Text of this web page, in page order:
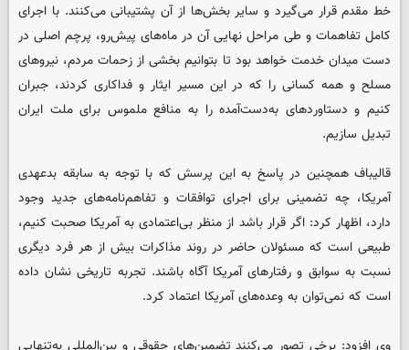
خط مقدم قرار می‌گیرد و سایر بخش‌ها از آن پشتیبانی می‌کنند. با اجرای
کامل تفاهمات و طی مراحل نهایی آن در ماه‌های پیش‌رو، پرچم اصلی در
دست میدان خدمت خواهد بود تا بتوانیم بخشی از زحمات مردم، نیروهای
مسلح و همه کسانی را که در این مسیر ایثار و فداکاری کردند، جبران
کنیم و دستاوردهای به‌دست‌آمده را به منافع ملموس برای ملت ایران
تبدیل سازیم.
قالیباف همچنین در پاسخ به این پرسش که با توجه به سابقه بدعهدی
آمریکا، چه تضمینی برای اجرای توافقات و تفاهم‌نامه‌های جدید وجود
دارد، اظهار کرد: اگر قرار باشد از منظر بی‌اعتمادی به آمریکا صحبت کنیم،
طبیعی است که مسئولان حاضر در روند مذاکرات بیش از هر فرد دیگری
نسبت به سوابق و رفتارهای آمریکا آگاه باشند. تجربه تاریخی نشان داده
است که نمی‌توان به وعده‌های آمریکا اعتماد کرد.